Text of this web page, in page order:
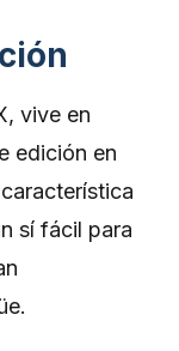
vive en
edición en
sí fácil para